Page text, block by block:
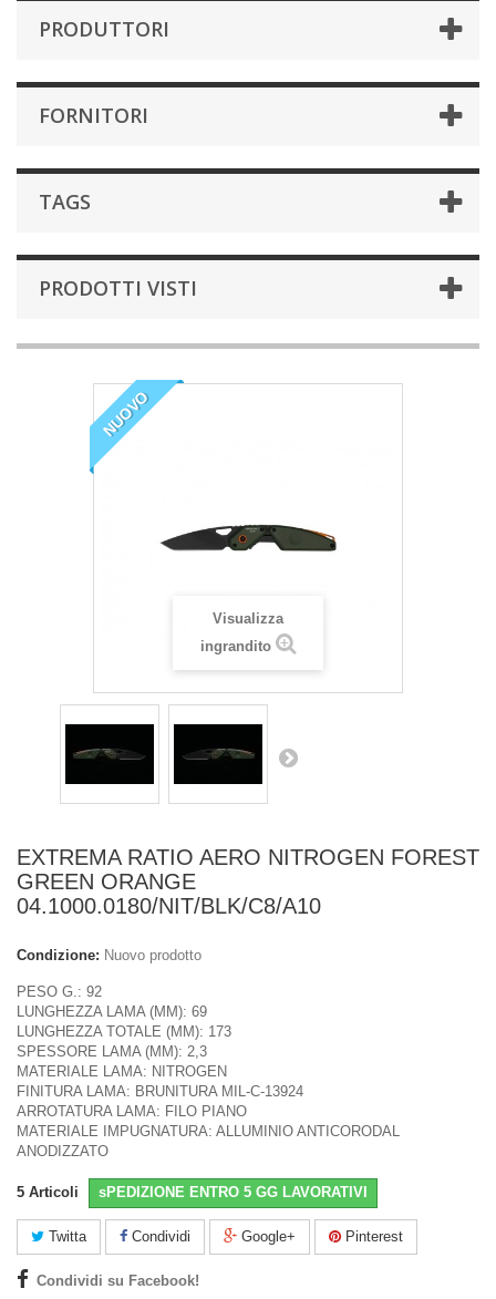
PRODUTTORI
FORNITORI
TAGS
PRODOTTI VISTI
NUOVO
Visualizza
ingrandito
EXTREMA RATIO AERO NITROGEN FOREST
GREEN ORANGE
04.1000.0180/NIT/BLK/C8/A10
Condizione: Nuovo prodotto
PESO G.: 92
LUNGHEZZA LAMA (MM): 69
LUNGHEZZA TOTALE (MM): 173
SPESSORE LAMA (MM): 2,3
MATERIALE LAMA: NITROGEN
FINITURA LAMA: BRUNITURA MIL-C-13924
ARROTATURA LAMA: FILO PIANO
MATERIALE IMPUGNATURA: ALLUMINIO ANTICORODAL
ANODIZZATO
5 Articoli sPEDIZIONE ENTRO 5 GG LAVORATIVI
Twitta Condividi Google+ Pinterest
Condividi su Facebook!